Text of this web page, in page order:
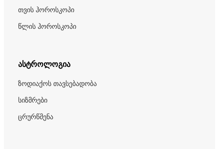
თვის ჰოროსკოპი
წლის ჰოროსკოპი
ასტროლოგია
ზოდიაქოს თავსებადობა
სიზმრები
ცრურწმენა